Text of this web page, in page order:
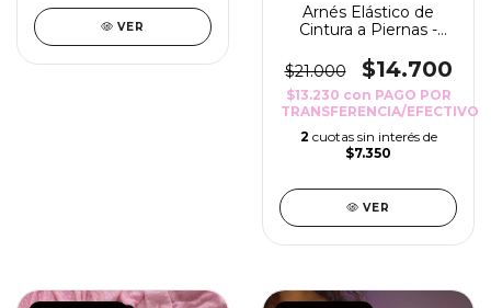
VER
Arnés Elástico de
Cintura a Piernas -
$21.000
$14.700
$13.230 con PAGO POR
TRANSFERENCIA/EFECTIVO
2 cuotas sin interés de
$7.350
VER